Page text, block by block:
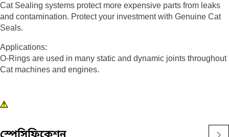
Cat Sealing systems protect more expensive parts from leaks
and contamination. Protect your investment with Genuine Cat
Seals.
Applications:
O-Rings are used in many static and dynamic joints throughout
Cat machines and engines.